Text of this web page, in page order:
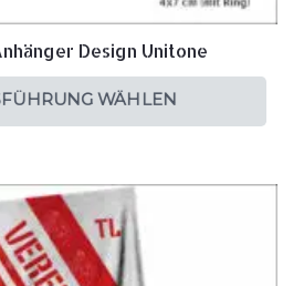
Design Unitone
WÄHLEN